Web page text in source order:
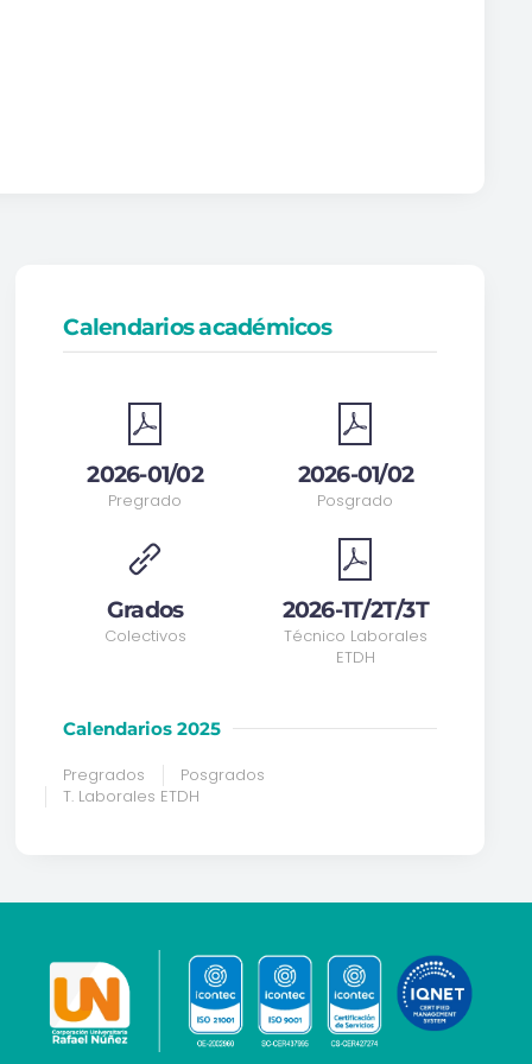
Calendarios académicos
2026-01/02
Pregrado
Grados
Colectivos
2026-01/02
Posgrado
2026-1T/2T/3T
Técnico Laborales
ETDH
Calendarios 2025
Pregrados
Posgrados
T. Laborales ETDH